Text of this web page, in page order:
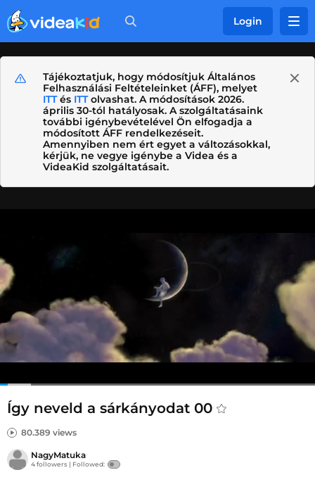
Login
Tájékoztatjuk, hogy módosítjuk Általános
Felhasználási Feltételeinket (ÁFF), melyet
ITTés ITTolvashat. A módosítások 2026.
április 30-tól hatályosak. A szolgáltatásaink
további igénybevételével Ön elfogadja a
módosított ÁFF rendelkezéseit.
Amennyiben nem ért egyet a változásokkal,
kérjük, ne vegye igénybe a Videa és a
VideaKid szolgáltatásait.
Így neveld a sárkányodat 00
80.389 views
NagyMatuka
4 followers | Followed: